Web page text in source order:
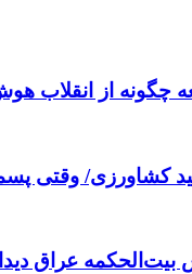
چگونه از انقلاب
کشاورزی/ وقتی
بیت‌الحکمه عراق